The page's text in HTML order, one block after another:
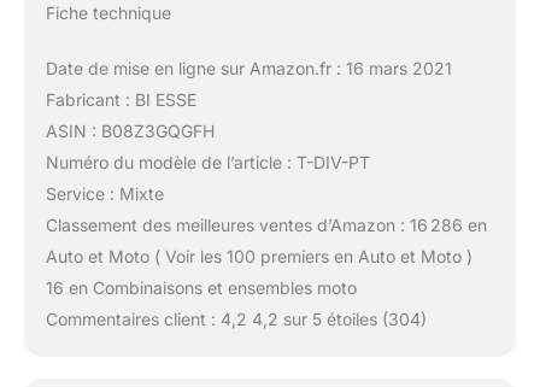
Fiche technique
Date de mise en ligne sur Amazon.fr : 16 mars 2021
Fabricant : BI ESSE
ASIN : B08Z3GQGFH
Numéro du modèle de l’article : T-DIV-PT
Service : Mixte
Classement des meilleures ventes d’Amazon : 16 286 en
Auto et Moto ( Voir les 100 premiers en Auto et Moto )
16 en Combinaisons et ensembles moto
Commentaires client : 4,2 4,2 sur 5 étoiles (304)